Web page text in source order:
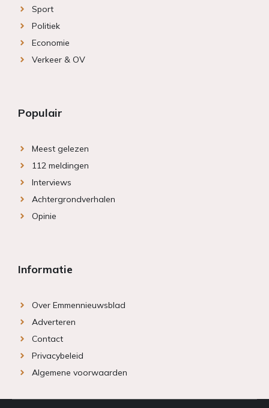
Sport
Politiek
Economie
Verkeer & OV
Populair
Meest gelezen
112 meldingen
Interviews
Achtergrondverhalen
Opinie
Informatie
Over Emmennieuwsblad
Adverteren
Contact
Privacybeleid
Algemene voorwaarden